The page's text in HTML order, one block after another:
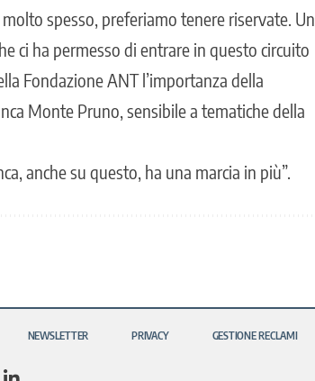
spesso, preferiamo tenere riservate. Un
ci ha permesso di entrare in questo circuito
Fondazione ANT l’importanza della
Monte Pruno, sensibile a tematiche della
anche su questo, ha una marcia in più”.
NEWSLETTER PRIVACY GESTIONE RECLAMI